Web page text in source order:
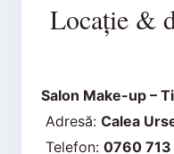
Locație &
Salon Make-up –
Adresă: Calea
Telefon: 0760 713